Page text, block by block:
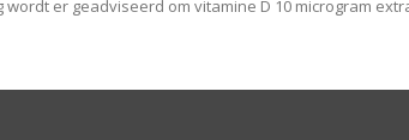
wordt er geadviseerd om vitamine D 10 microgram